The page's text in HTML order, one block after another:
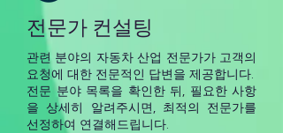
전문가 컨설팅
관련 분야의 자동차 산업 전문가가 고객의
요청에 대한 전문적인 답변을 제공합니다.
전문 분야 목록을 확인한 뒤, 필요한 사항
을 상세히 알려주시면, 최적의 전문가를
선정하여 연결해드립니다.